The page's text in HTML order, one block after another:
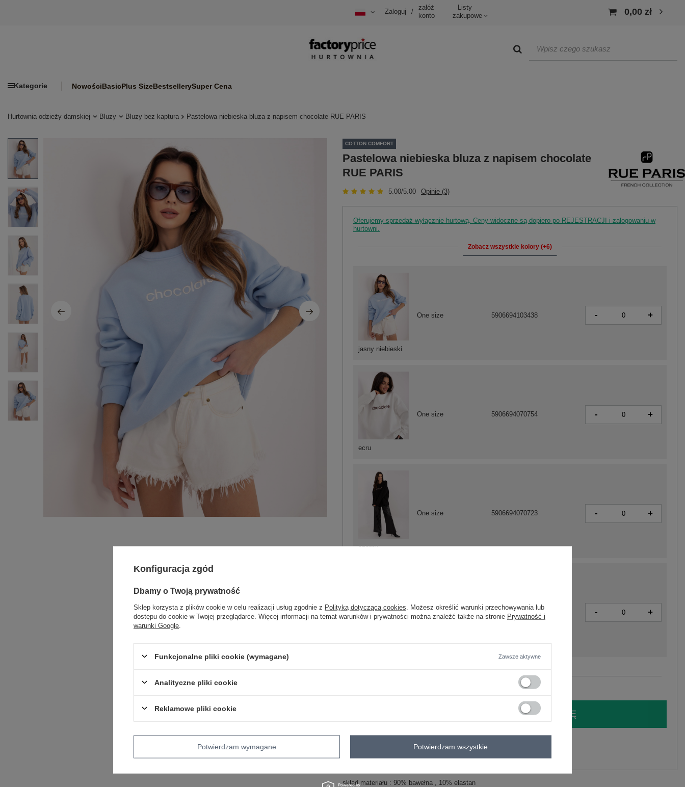
Zaloguj /
załóż
konto
Listy
zakupowe
0,00 zł
Kategorie NowościBasicPlus SizeBestsellerySuper Cena
Hurtownia odzieży damskiej Bluzy Bluzy bez kaptura Pastelowa niebieska bluza z napisem chocolate RUE PARIS
COTTON COMFORT
Pastelowa niebieska bluza z napisem chocolate
RUE PARIS
5.00/5.00 Opinie (3)
Oferujemy sprzedaż wyłącznie hurtową. Ceny widoczne są dopiero po REJESTRACJI i zalogowaniu w
hurtowni.
Zobacz wszystkie kolory (+6)
ecru
One size 5906694070754 - +
czarny
One size 5906694070723 - +
One size 5906694106415 - +
jasny niebieski
One size 5906694103438 - +
Zobacz wszystkie kolory (+6)
ZALOGUJ SIĘ I ZOBACZ CENĘ
skład materiału : 90% bawełna , 10% elastan
Konfiguracja zgód
Dbamy o Twoją prywatność
Sklep korzysta z plików cookie w celu realizacji usług zgodnie z Polityką dotyczącą cookies . Możesz określić warunki przechowywania lub
dostępu do cookie w Twojej przeglądarce. Więcej informacji na temat warunków i prywatności można znaleźć także na stronie Prywatność i
warunki Google
Funkcjonalne pliki cookie (wymagane) Zawsze aktywne
Analityczne pliki cookie
Reklamowe pliki cookie
Potwierdzam wymagane Potwierdzam wszystkie